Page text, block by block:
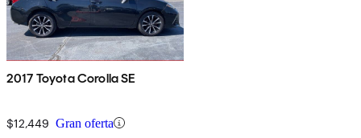
2017 Toyota Corolla SE
$12,449 Gran oferta